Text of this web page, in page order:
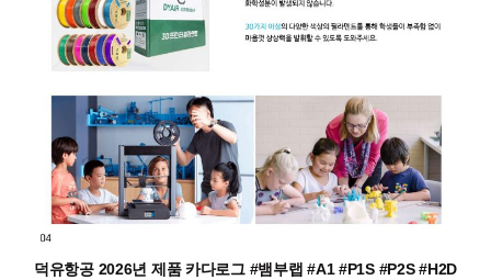
덕유항공 2026년 제품 카다로그 #뱀부랩 #A1 #P1S #P2S #H2D